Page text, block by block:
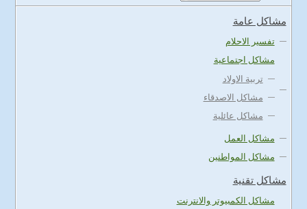
مشاكل عامة
تفسير الاحلام
مشاكل اجتماعية
تربية الاولاد
مشاكل الاصدقاء
مشاكل عائلية
مشاكل العمل
مشاكل المواطنين
مشاكل تقنية
مشاكل الكمبيوتر والانترنت